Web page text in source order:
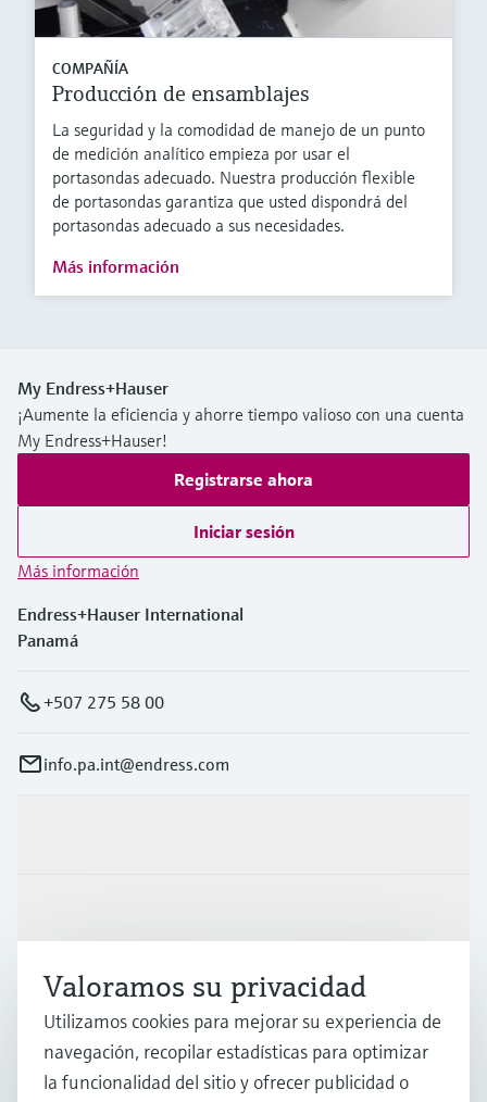
COMPAÑÍA
Producción de ensamblajes
La seguridad y la comodidad de manejo de un punto
de medición analítico empieza por usar el
portasondas adecuado. Nuestra producción flexible
de portasondas garantiza que usted dispondrá del
portasondas adecuado a sus necesidades.
Más información
My Endress+Hauser
¡Aumente la eficiencia y ahorre tiempo valioso con una cuenta
My Endress+Hauser!
Registrarse ahora
Iniciar sesión
Más información
Endress+Hauser International
Panamá
+507 275 58 00
info.pa.int@endress.com
Soporte
Compañía
Valoramos su privacidad
Utilizamos cookies para mejorar su experiencia de
navegación, recopilar estadísticas para optimizar
la funcionalidad del sitio y ofrecer publicidad o